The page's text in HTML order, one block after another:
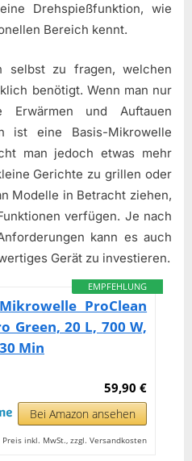
Drehspießfunktion, wie
Bereich kennt.
zu fragen, welchen
benötigt. Wenn man nur
Erwärmen und Auftauen
ist eine Basis-Mikrowelle
man jedoch etwas mehr
Gerichte zu grillen oder
Modelle in Betracht ziehen,
verfügen. Je nach
kann es auch
Gerät zu investieren.
EMPFEHLUNG
ProClean
Green, 20 L, 700 W,
Min
59,90 €
Bei Amazon ansehen
Preis inkl. MwSt., zzgl. Versandkosten